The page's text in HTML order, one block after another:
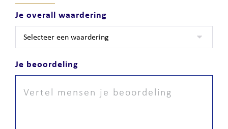
Je overall waardering
Je beoordeling